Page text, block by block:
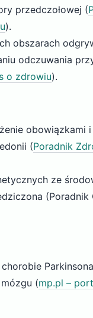
przedczołowej (
).
obszarach
odczuwania
o zdrowiu).
obowiązkami
(Poradnik
ze
(Poradnik
(mp.pl –